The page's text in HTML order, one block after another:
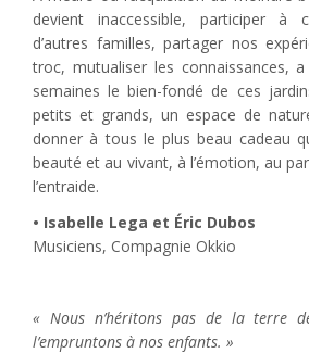
devient inaccessible, participer à
d’autres familles, partager nos
troc, mutualiser les connaissances,
semaines le bien-fondé de ces
petits et grands, un espace de
donner à tous le plus beau cadeau
beauté et au vivant, à l’émotion, au
l’entraide.
• Isabelle Lega et Éric Dubos
Musiciens, Compagnie Okkio
« Nous n’héritons pas de la terre
l’empruntons à nos enfants. »